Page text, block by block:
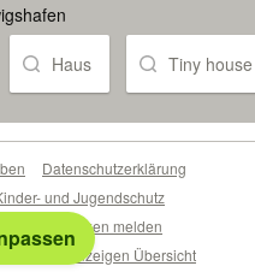
Haus Tiny house
Datenschutzerklärung
und Jugendschutz
Sicherheitslücken melden
Anzeigen Übersicht